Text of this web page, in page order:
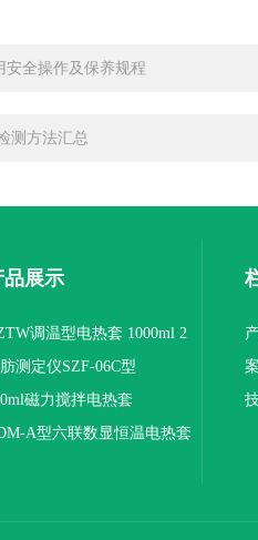
全操作及保养规程
测方法汇总
品展示
调温型电热套 1000ml 2
测定仪SZF-06C型
磁力搅拌电热套
A型六联数显恒温电热套